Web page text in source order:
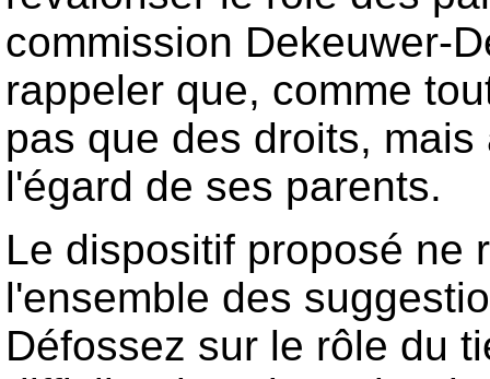
commission Dekeuwer-
rappeler que, comme
pas que des droits,
l'égard de ses parents.
Le dispositif proposé ne
l'ensemble des
Défossez sur le rôle du